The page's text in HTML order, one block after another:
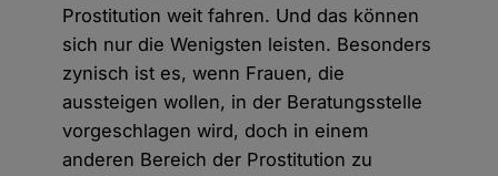
Prostitution weit fahren. Und das können
sich nur die Wenigsten leisten. Besonders
zynisch ist es, wenn Frauen, die
aussteigen wollen, in der Beratungsstelle
vorgeschlagen wird, doch in einem
anderen Bereich der Prostitution zu